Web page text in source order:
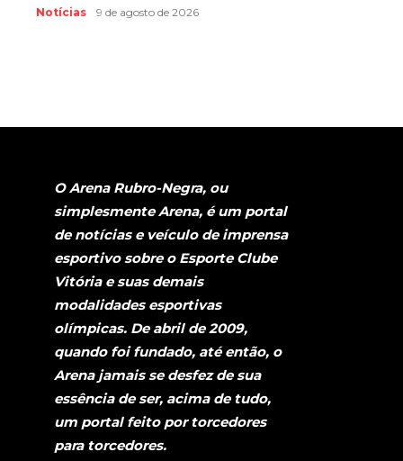
Notícias 9 de agosto de 2026
O Arena Rubro-Negra, ou
simplesmente Arena, é um portal
de notícias e veículo de imprensa
esportivo sobre o Esporte Clube
Vitória e suas demais
modalidades esportivas
olímpicas. De abril de 2009,
quando foi fundado, até então, o
Arena jamais se desfez de sua
essência de ser, acima de tudo,
um portal feito por torcedores
para torcedores.